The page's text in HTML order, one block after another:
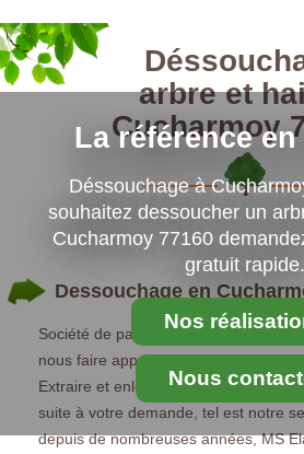
La référence
Déssouchage à
souhaitez dessoucher un
Cucharmoy 77160
gratuit rapide.
Nos
Nous
arbre et
Cucharmoy
Dessouchage en
Société de paysagiste située en
nous faire appel pour tous vos
Extraire et enlever les racines des
suite à votre demande, tel est notre
depuis de nombreuses années, MS